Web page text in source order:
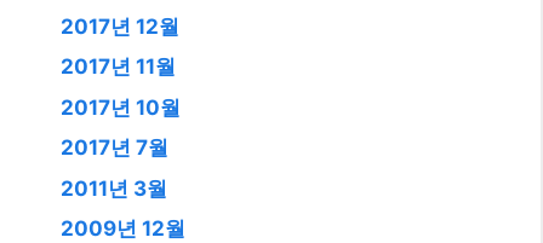
2017년 12월
2017년 11월
2017년 10월
2017년 7월
2011년 3월
2009년 12월